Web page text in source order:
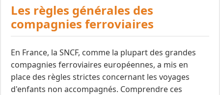
Les règles générales des
compagnies ferroviaires
En France, la SNCF, comme la plupart des grandes
compagnies ferroviaires européennes, a mis en
place des règles strictes concernant les voyages
d'enfants non accompagnés. Comprendre ces